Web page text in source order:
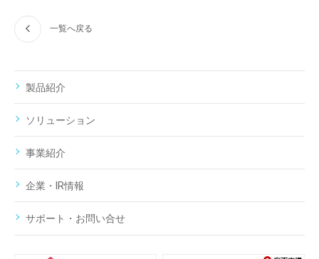
一覧へ戻る
製品紹介
ソリューション
事業紹介
企業・IR情報
サポート・お問い合せ